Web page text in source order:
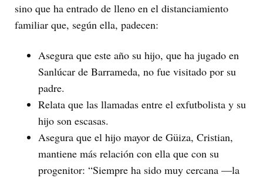
sino que ha entrado de lleno en el distanciamiento
familiar que, según ella, padecen:
Asegura que este año su hijo, que ha jugado en
Sanlúcar de Barrameda, no fue visitado por su
padre.
Relata que las llamadas entre el exfutbolista y su
hijo son escasas.
Asegura que el hijo mayor de Güiza, Cristian,
mantiene más relación con ella que con su
progenitor: “Siempre ha sido muy cercana —la